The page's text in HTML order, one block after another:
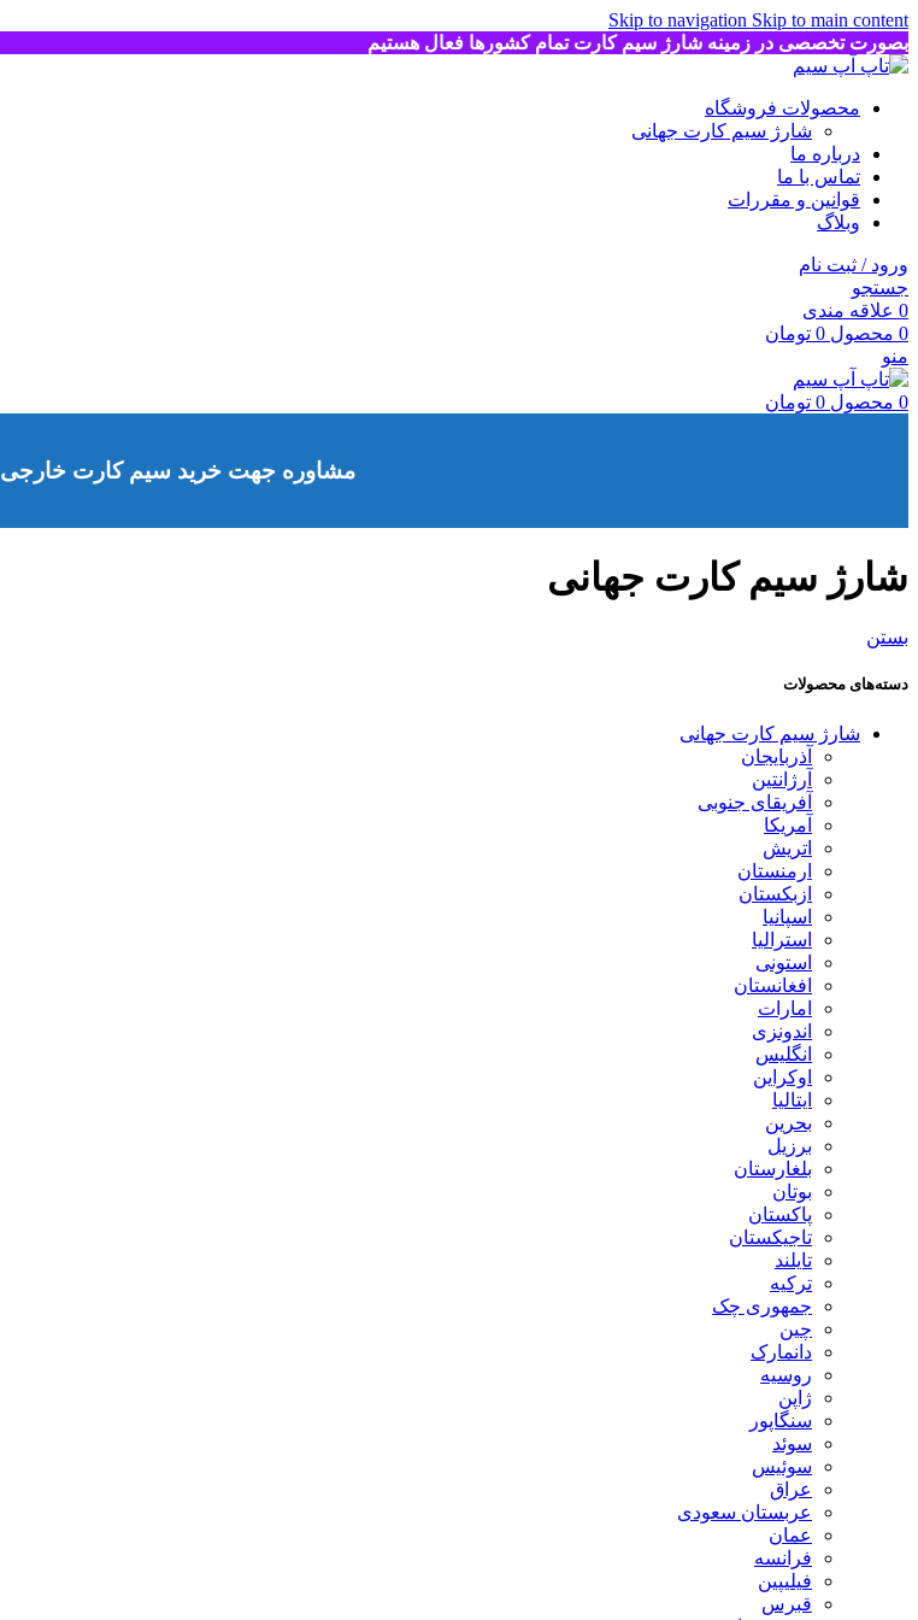
Skip to navigation Skip to main content
بصورت تخصصی در زمینه شارژ سیم کارت تمام کشورها فعال هستیم
محصولات فروشگاه
شارژ سیم کارت جهانی
درباره ما
تماس با ما
قوانین و مقررات
وبلاگ
ورود / ثبت نام
جستجو
0 علاقه مندی
0 محصول 0 تومان
منو
0 محصول 0 تومان
مشاوره جهت خرید سیم کارت خارجی 09136331740
شارژ سیم کارت جهانی
بستن
دسته‌های محصولات
شارژ سیم کارت جهانی
آذربایجان
آرژانتین
آفریقای جنوبی
آمریکا
اتریش
ارمنستان
ازبکستان
اسپانیا
استرالیا
استونی
افغانستان
امارات
اندونزی
انگلیس
اوکراین
ایتالیا
بحرین
برزیل
بلغارستان
بوتان
پاکستان
تاجیکستان
تایلند
ترکیه
جمهوری چک
چین
دانمارک
روسیه
ژاپن
سنگاپور
سوئد
سوئیس
عراق
عربستان سعودی
عمان
فرانسه
فیلیپین
قبرس